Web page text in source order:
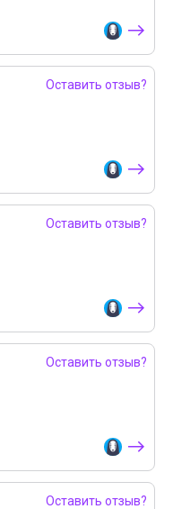
Оставить отзыв?
Оставить отзыв?
Оставить отзыв?
Оставить отзыв?